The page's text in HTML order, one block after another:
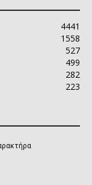
4441
1558
527
499
282
223